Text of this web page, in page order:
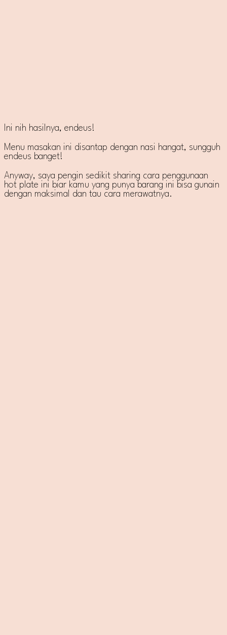
Ini nih hasilnya, endeus!
Menu masakan ini disantap dengan nasi hangat, sungguh
endeus banget!
Anyway, saya pengin sedikit sharing cara penggunaan
hot plate ini biar kamu yang punya barang ini bisa gunain
dengan maksimal dan tau cara merawatnya.